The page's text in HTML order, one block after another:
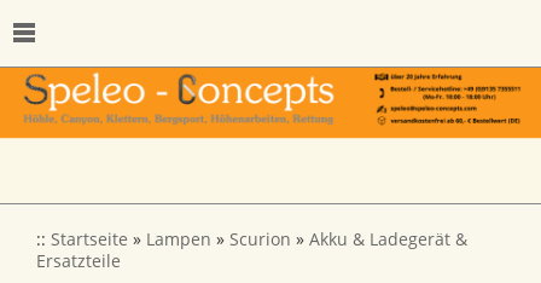
:: Startseite » Lampen » Scurion » Akku & Ladegerät &
Ersatzteile